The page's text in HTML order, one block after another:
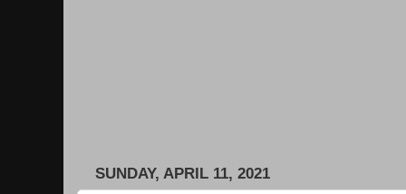
SUNDAY, APRIL 11, 2021